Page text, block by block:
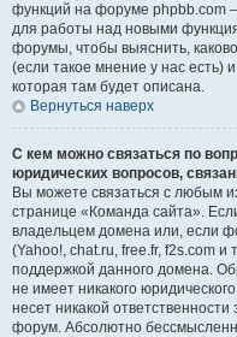
функций на форуме phpbb.com
для работы над новыми
форумы, чтобы выяснить,
(если такое мнение у нас есть)
которая там будет описана.
Вернуться наверх
С кем можно связаться по
юридических вопросов,
Вы можете связаться с любым
странице «Команда сайта».
владельцем домена или, если
(Yahoo!, chat.ru, free.fr, f2s.com и
поддержкой данного домена.
не имеет никакого
несет никакой
форум. Абсолютно